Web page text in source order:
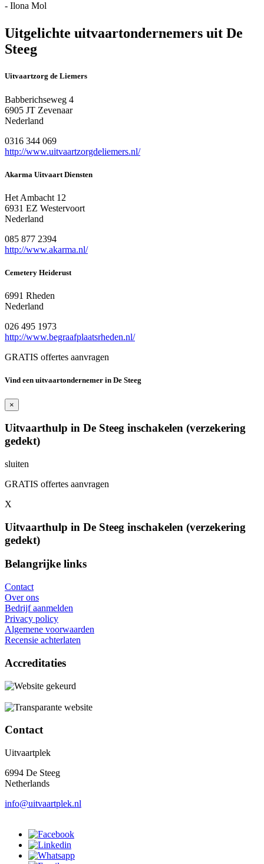
- Ilona Mol
Uitgelichte uitvaartondernemers uit De
Steeg
Uitvaartzorg de Liemers
Babberichseweg 4
6905 JT Zevenaar
Nederland
0316 344 069
http://www.uitvaartzorgdeliemers.nl/
Akarma Uitvaart Diensten
Het Ambacht 12
6931 EZ Westervoort
Nederland
085 877 2394
http://www.akarma.nl/
Cemetery Heiderust
6991 Rheden
Nederland
026 495 1973
http://www.begraafplaatsrheden.nl/
GRATIS offertes aanvragen
Vind een uitvaartondernemer in De Steeg
×
Uitvaarthulp in De Steeg inschakelen (verzekering
gedekt)
sluiten
GRATIS offertes aanvragen
X
Uitvaarthulp in De Steeg inschakelen (verzekering
gedekt)
Belangrijke links
Contact
Over ons
Bedrijf aanmelden
Privacy policy
Algemene voorwaarden
Recensie achterlaten
Accreditaties
Contact
Uitvaartplek
6994 De Steeg
Netherlands
info@uitvaartplek.nl